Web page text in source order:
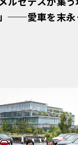
──愛車を末永
フックス製オイ